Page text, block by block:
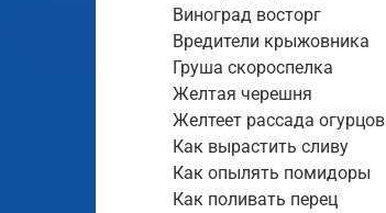
Виноград восторг
Вредители крыжовника
Груша скороспелка
Желтая черешня
Желтеет рассада огурцов
Как вырастить сливу
Как опылять помидоры
Как поливать перец